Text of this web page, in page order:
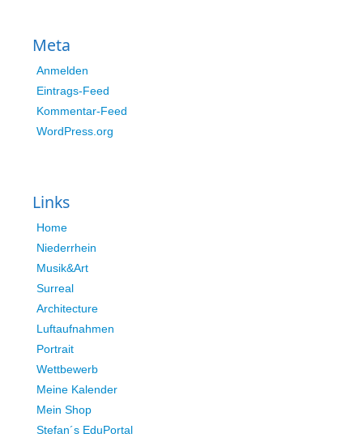
Meta
Anmelden
Eintrags-Feed
Kommentar-Feed
WordPress.org
Links
Home
Niederrhein
Musik&Art
Surreal
Architecture
Luftaufnahmen
Portrait
Wettbewerb
Meine Kalender
Mein Shop
Stefan´s EduPortal